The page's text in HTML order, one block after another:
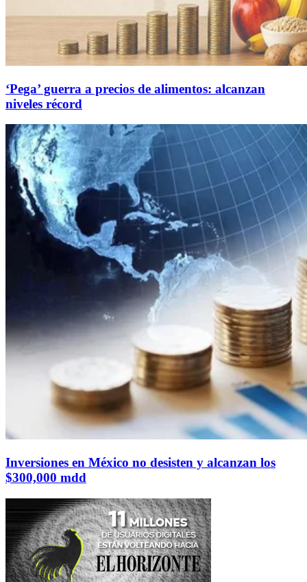
‘Pega’ guerra a precios de alimentos: alcanzan
niveles récord
Inversiones en México no desisten y alcanzan los
$300,000 mdd